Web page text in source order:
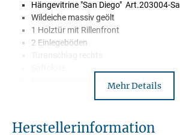
Hängevitrine "San Diego" Art.203004-Sa
Wildeiche massiv geölt
1 Holztür mit Rillenfront
2 Einlegeböden
Korpusrahmen mit Schweizer Kante
Mehr Details
Herstellerinformation